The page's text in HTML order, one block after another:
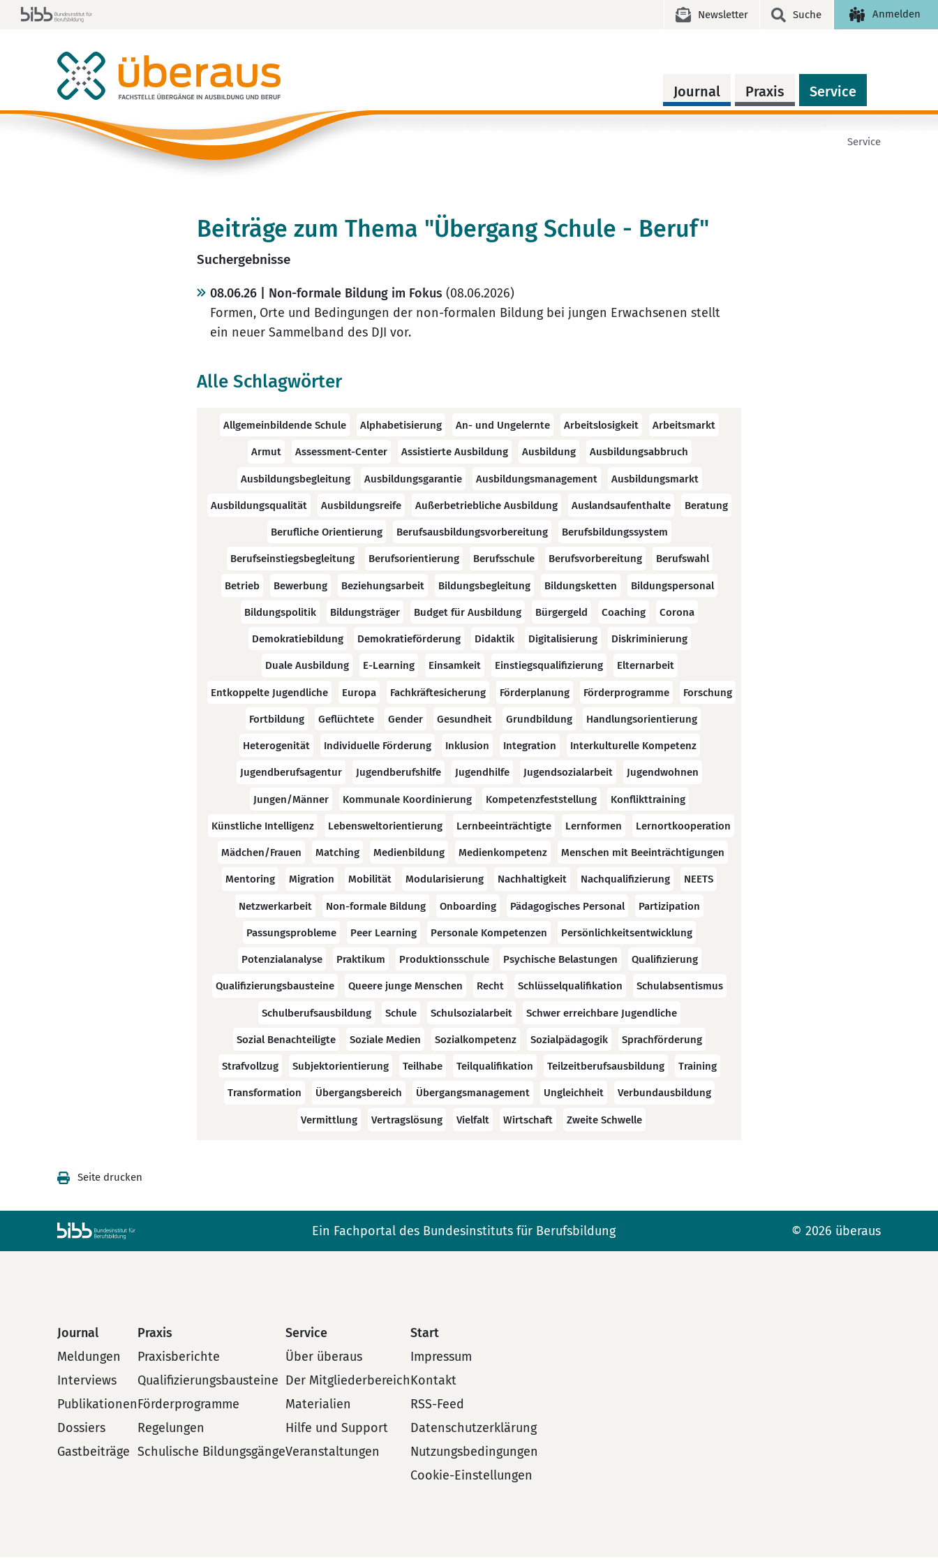
Newsletter Suche Anmelden
Journal Praxis Service
Service
Beiträge zum Thema "Übergang Schule - Beruf"
Suchergebnisse
08.06.26 | Non-formale Bildung im Fokus (08.06.2026)
Formen, Orte und Bedingungen der non-formalen Bildung bei jungen Erwachsenen stellt
ein neuer Sammelband des DJI vor.
Alle Schlagwörter
Allgemeinbildende Schule Alphabetisierung An- und Ungelernte Arbeitslosigkeit Arbeitsmarkt
Armut Assessment-Center Assistierte Ausbildung Ausbildung Ausbildungsabbruch
Ausbildungsbegleitung Ausbildungsgarantie Ausbildungsmanagement Ausbildungsmarkt
Ausbildungsqualität Ausbildungsreife Außerbetriebliche Ausbildung Auslandsaufenthalte Beratung
Berufliche Orientierung Berufsausbildungsvorbereitung Berufsbildungssystem
Berufseinstiegsbegleitung Berufsorientierung Berufsschule Berufsvorbereitung Berufswahl
Betrieb Bewerbung Beziehungsarbeit Bildungsbegleitung Bildungsketten Bildungspersonal
Bildungspolitik Bildungsträger Budget für Ausbildung Bürgergeld Coaching Corona
Demokratiebildung Demokratieförderung Didaktik Digitalisierung Diskriminierung
Duale Ausbildung E-Learning Einsamkeit Einstiegsqualifizierung Elternarbeit
Entkoppelte Jugendliche Europa Fachkräftesicherung Förderplanung Förderprogramme Forschung
Fortbildung Geflüchtete Gender Gesundheit Grundbildung Handlungsorientierung
Heterogenität Individuelle Förderung Inklusion Integration Interkulturelle Kompetenz
Jugendberufsagentur Jugendberufshilfe Jugendhilfe Jugendsozialarbeit Jugendwohnen
Jungen/Männer Kommunale Koordinierung Kompetenzfeststellung Konflikttraining
Künstliche Intelligenz Lebensweltorientierung Lernbeeinträchtigte Lernformen Lernortkooperation
Mädchen/Frauen Matching Medienbildung Medienkompetenz Menschen mit Beeinträchtigungen
Mentoring Migration Mobilität Modularisierung Nachhaltigkeit Nachqualifizierung NEETS
Netzwerkarbeit Non-formale Bildung Onboarding Pädagogisches Personal Partizipation
Passungsprobleme Peer Learning Personale Kompetenzen Persönlichkeitsentwicklung
Potenzialanalyse Praktikum Produktionsschule Psychische Belastungen Qualifizierung
Qualifizierungsbausteine Queere junge Menschen Recht Schlüsselqualifikation Schulabsentismus
Schulberufsausbildung Schule Schulsozialarbeit Schwer erreichbare Jugendliche
Sozial Benachteiligte Soziale Medien Sozialkompetenz Sozialpädagogik Sprachförderung
Strafvollzug Subjektorientierung Teilhabe Teilqualifikation Teilzeitberufsausbildung Training
Transformation Übergangsbereich Übergangsmanagement Ungleichheit Verbundausbildung
Vermittlung Vertragslösung Vielfalt Wirtschaft Zweite Schwelle
Seite drucken
Ein Fachportal des Bundesinstituts für Berufsbildung © 2026 überaus
Journal
Meldungen
Interviews
Publikationen
Dossiers
Gastbeiträge
Praxis
Praxisberichte
Qualifizierungsbausteine
Förderprogramme
Regelungen
Schulische Bildungsgänge
Service
Über überaus
Der Mitgliederbereich
Materialien
Hilfe und Support
Veranstaltungen
Start
Impressum
Kontakt
RSS-Feed
Datenschutzerklärung
Nutzungsbedingungen
Cookie-Einstellungen